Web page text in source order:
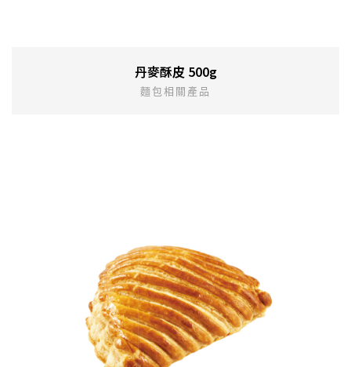
丹麥酥皮 500g
麵包相關產品